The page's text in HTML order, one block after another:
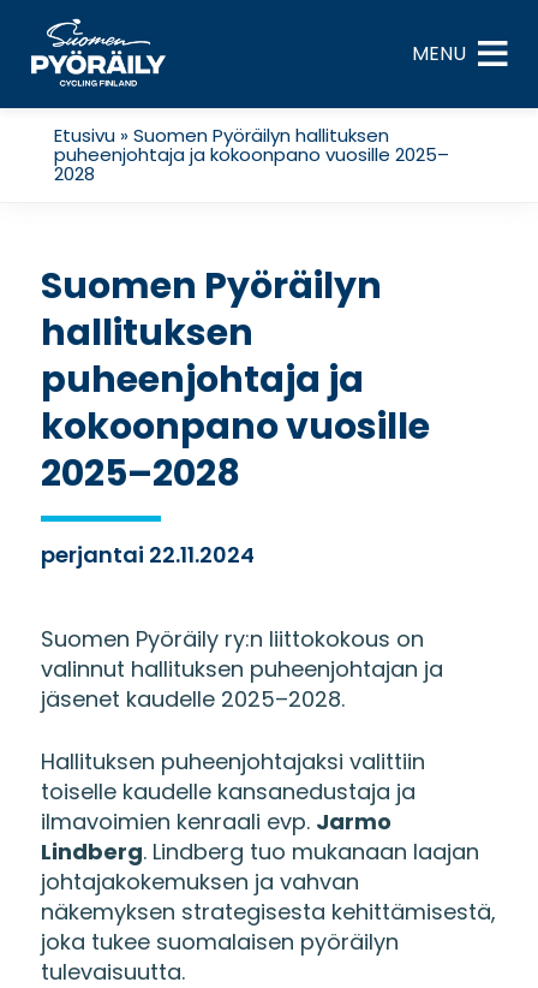
content
MENU
Etusivu»Suomen Pyöräilyn hallituksen
puheenjohtaja ja kokoonpano vuosille 2025–
2028
Suomen Pyöräilyn
hallituksen
puheenjohtaja ja
kokoonpano vuosille
2025–2028
perjantai 22.11.2024
Suomen Pyöräily ry:n liittokokous on
valinnut hallituksen puheenjohtajan ja
jäsenet kaudelle 2025–2028.
Hallituksen puheenjohtajaksi valittiin
toiselle kaudelle kansanedustaja ja
ilmavoimien kenraali evp. Jarmo
Lindberg. Lindberg tuo mukanaan laajan
johtajakokemuksen ja vahvan
näkemyksen strategisesta kehittämisestä,
joka tukee suomalaisen pyöräilyn
tulevaisuutta.